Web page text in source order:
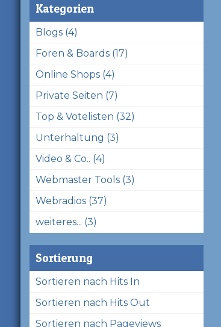
Kategorien
Blogs (4)
Foren & Boards (17)
Online Shops (4)
Private Seiten (7)
Top & Votelisten (32)
Unterhaltung (3)
Video & Co.. (4)
Webmaster Tools (3)
Webradios (37)
weiteres... (3)
Sortierung
Sortieren nach Hits In
Sortieren nach Hits Out
Sortieren nach Pageviews